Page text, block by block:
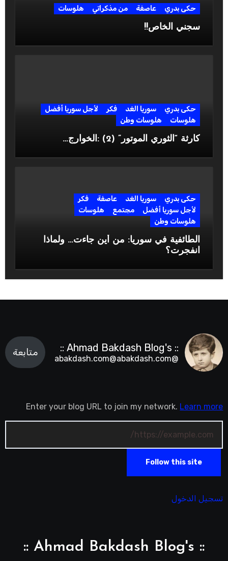
حكى بدري عاصفة من مذكراتي هلوسات
سجني الخاص!!
حكى بدري سوريا الغد فكر
لأجل سوريا أفضل
هلوسات
هلوسات وطن
كارثة “الثوري الموتور” (2) :الخوارج…
حكى بدري سوريا الغد عاصفة
فكر
لأجل سوريا أفضل
مجتمع
هلوسات
هلوسات وطن
الطائفية في سوريا: من أين جاءت… ولماذا
انفجرت؟
:: Ahmad Bakdash Blog's ::
@abakdash.com@abakdash.com
متابعة
Enter your blog URL to join my network. Learn more
Follow this site
تسجيل الدخول
:: Ahmad Bakdash Blog's ::